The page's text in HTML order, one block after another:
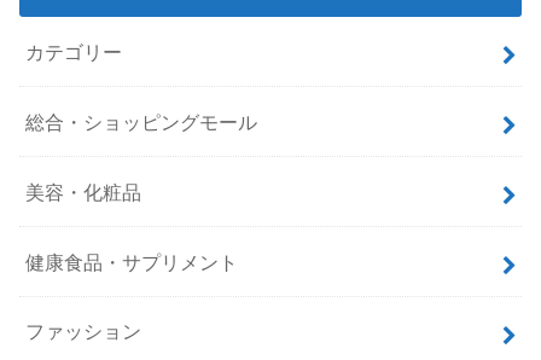
カテゴリー
総合・ショッピングモール
美容・化粧品
健康食品・サプリメント
ファッション